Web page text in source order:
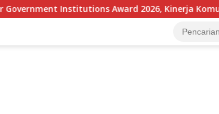
Institutions Award 2026, Kinerja Komunikasi